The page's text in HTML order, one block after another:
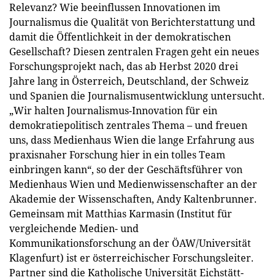
Relevanz? Wie beeinflussen Innovationen im
Journalismus die Qualität von Berichterstattung und
damit die Öffentlichkeit in der demokratischen
Gesellschaft? Diesen zentralen Fragen geht ein neues
Forschungsprojekt nach, das ab Herbst 2020 drei
Jahre lang in Österreich, Deutschland, der Schweiz
und Spanien die Journalismusentwicklung untersucht.
„Wir halten Journalismus-Innovation für ein
demokratiepolitisch zentrales Thema – und freuen
uns, dass Medienhaus Wien die lange Erfahrung aus
praxisnaher Forschung hier in ein tolles Team
einbringen kann“, so der der Geschäftsführer von
Medienhaus Wien und Medienwissenschafter an der
Akademie der Wissenschaften, Andy Kaltenbrunner.
Gemeinsam mit Matthias Karmasin (Institut für
vergleichende Medien- und
Kommunikationsforschung an der ÖAW/Universität
Klagenfurt) ist er österreichischer Forschungsleiter.
Partner sind die Katholische Universität Eichstätt-